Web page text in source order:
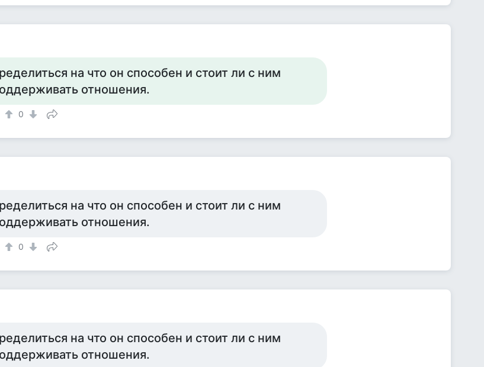
на что он способен и стоит ли с ним
отношения.
0
на что он способен и стоит ли с ним
отношения.
0
на что он способен и стоит ли с ним
отношения.